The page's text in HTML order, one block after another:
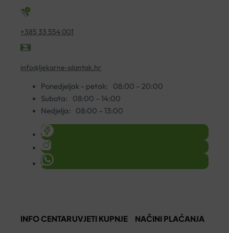
+385 33 554 001
info@ljekarne-plantak.hr
Ponedjeljak - petak:
08:00 – 20:00
Subota:
08:00 – 14:00
Nedjelja:
08:00 – 13:00
INFO CENTARUVJETI KUPNJE NAČINI PLAĆANJA